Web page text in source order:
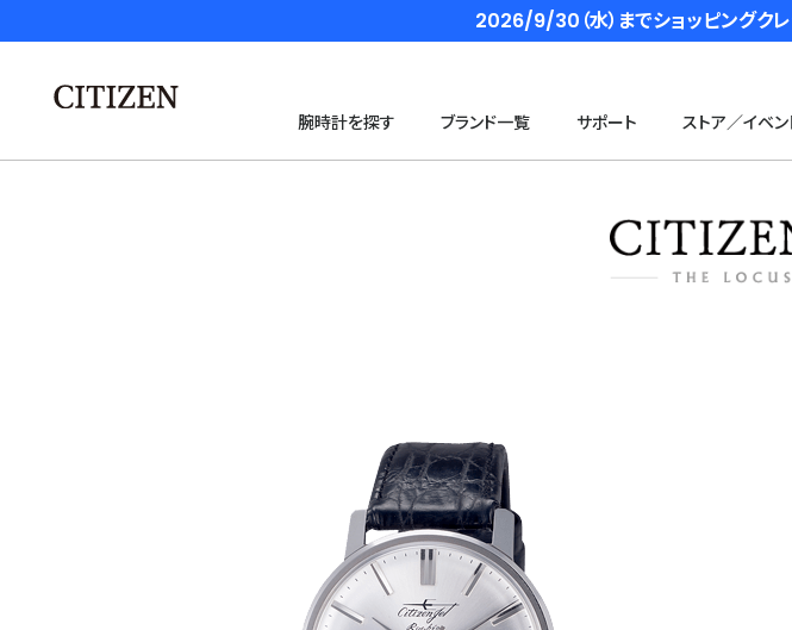
2026/9/30（水）までショッピングク
腕時計を探す ブランド一覧 サポート ストア／イベン